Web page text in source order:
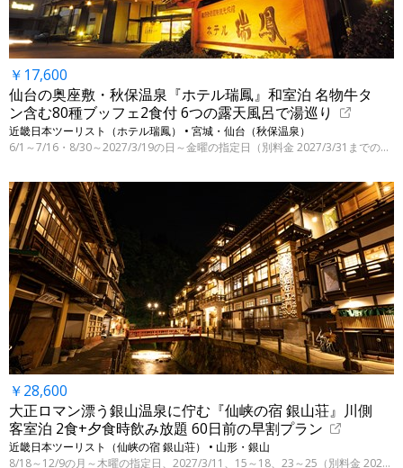
￥17,600
仙台の奥座敷・秋保温泉『ホテル瑞鳳』和室泊 名物牛タ
ン含む80種ブッフェ2食付 6つの露天風呂で湯巡り
近畿日本ツーリスト（ホテル瑞鳳） • 宮城・仙台（秋保温泉）
6/1～7/16・8/30～2027/3/19の日～金曜の指定日（別料金 2027/3/31までの指定日）
￥28,600
大正ロマン漂う銀山温泉に佇む『仙峡の宿 銀山荘』川側
客室泊 2食+夕食時飲み放題 60日前の早割プラン
近畿日本ツーリスト（仙峡の宿 銀山荘） • 山形・銀山
8/18～12/9の月～木曜の指定日、2027/3/11、15～18、23～25（別料金 2027/3/28迄の指定日）